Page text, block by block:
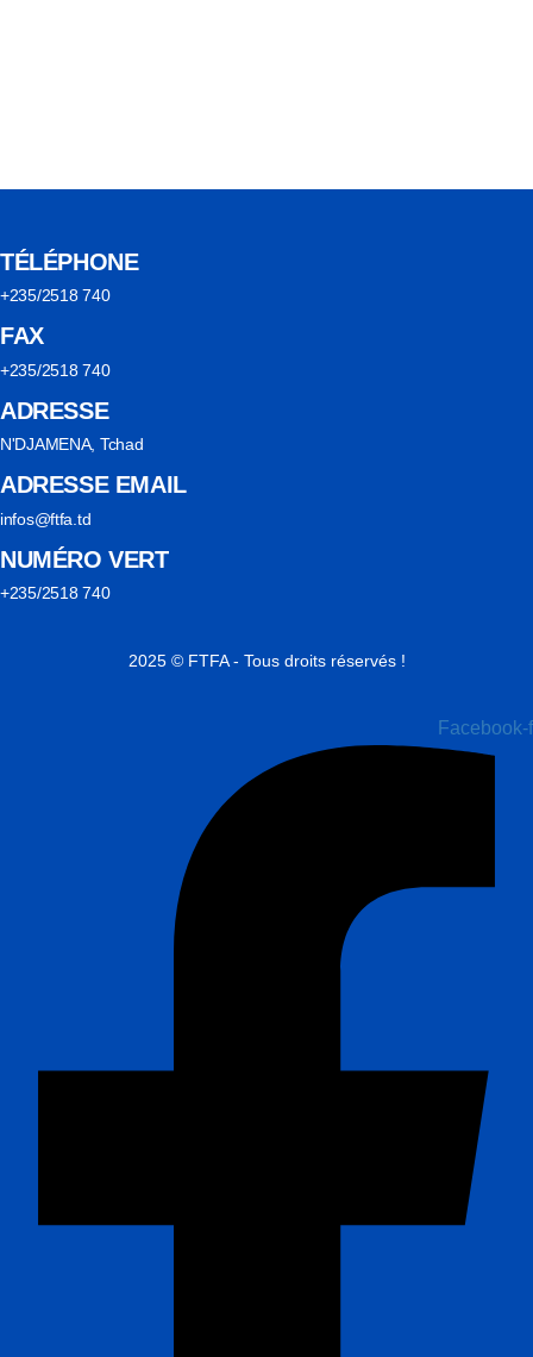
TÉLÉPHONE
+235/2518 740
FAX
+235/2518 740
ADRESSE
N'DJAMENA, Tchad
ADRESSE EMAIL
infos@ftfa.td
NUMÉRO VERT
+235/2518 740
2025 © FTFA - Tous droits réservés !
Facebook-f